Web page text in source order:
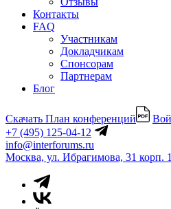
Контакты
FAQ
Участникам
Докладчикам
Спонсорам
Партнерам
Блог
Скачать План конференций
+7 (495) 125-04-12
info@interforums.ru
Москва, ул. Ибрагимова, 31 корп.